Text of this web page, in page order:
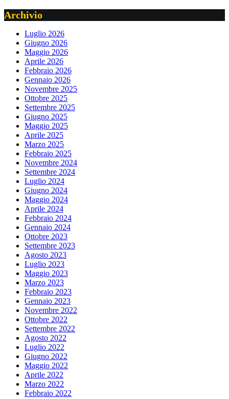
Archivio
Luglio 2026
Giugno 2026
Maggio 2026
Aprile 2026
Febbraio 2026
Gennaio 2026
Novembre 2025
Ottobre 2025
Settembre 2025
Giugno 2025
Maggio 2025
Aprile 2025
Marzo 2025
Febbraio 2025
Novembre 2024
Settembre 2024
Luglio 2024
Giugno 2024
Maggio 2024
Aprile 2024
Febbraio 2024
Gennaio 2024
Ottobre 2023
Settembre 2023
Agosto 2023
Luglio 2023
Maggio 2023
Marzo 2023
Febbraio 2023
Gennaio 2023
Novembre 2022
Ottobre 2022
Settembre 2022
Agosto 2022
Luglio 2022
Giugno 2022
Maggio 2022
Aprile 2022
Marzo 2022
Febbraio 2022